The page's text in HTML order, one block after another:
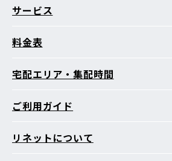
サービス
料金表
宅配エリア・集配時間
ご利用ガイド
リネットについて